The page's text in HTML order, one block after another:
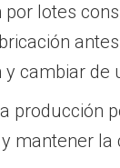
por lotes
y cambiar de
producción
mantener